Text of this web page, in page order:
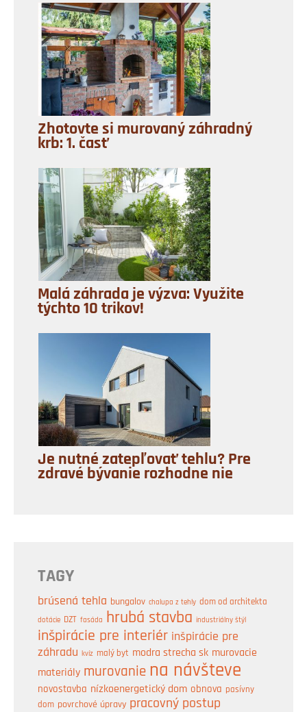
Zhotovte si murovaný záhradný
krb: 1. časť
Malá záhrada je výzva: Využite
týchto 10 trikov!
Je nutné zatepľovať tehlu? Pre
zdravé bývanie rozhodne nie
TAGY
brúsená tehla bungalov chalupa z tehly dom od architekta
dotácie DZT fasáda hrubá stavba industriálny štýl
inšpirácie pre interiér inšpirácie pre
záhradu
kvíz malý byt modra strecha sk murovacie
materiály murovanie na návšteve
novostavba nízkoenergetický dom obnova pasívny
dom povrchové úpravy pracovný postup